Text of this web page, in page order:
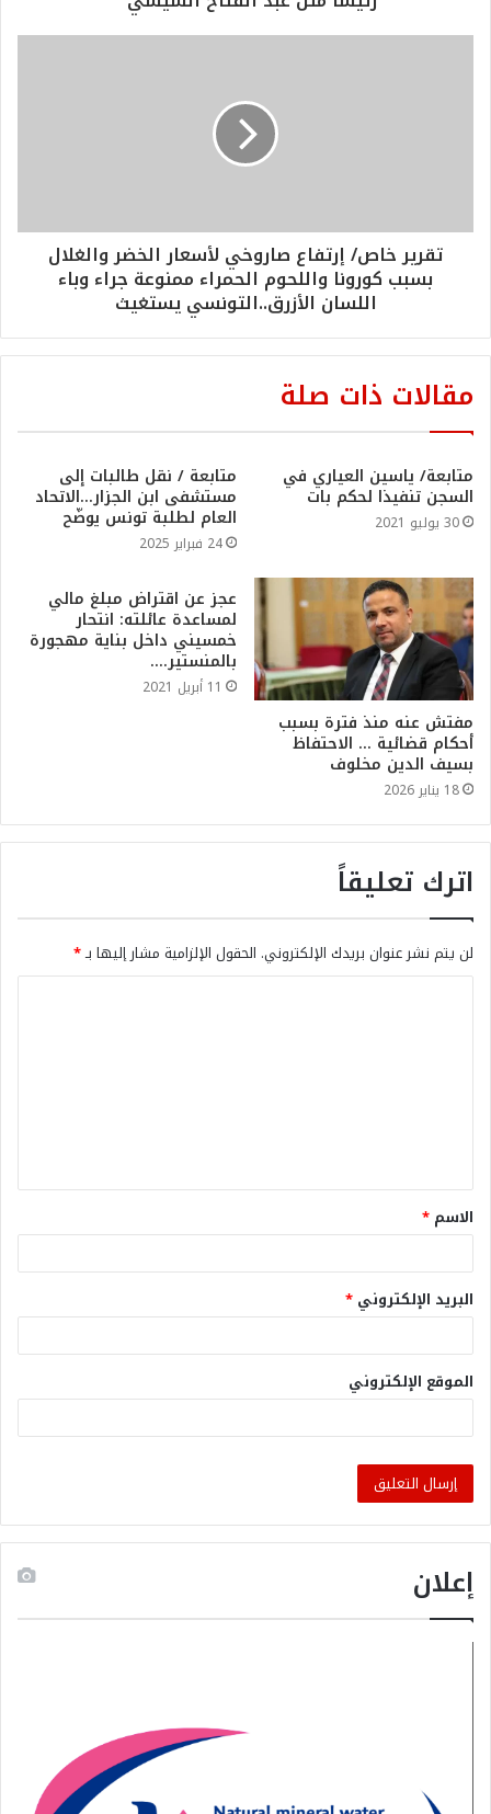
تقرير خاص/ إرتفاع صاروخي لأسعار الخضر والغلال
بسبب كورونا واللحوم الحمراء ممنوعة جراء وباء
اللسان الأزرق..التونسي يستغيث
مقالات ذات صلة
متابعة/ ياسين العياري في
السجن تنفيذا لحكم بات
30 يوليو 2021
متابعة / نقل طالبات إلى
مستشفى ابن الجزار…الاتحاد
العام لطلبة تونس يوضّح
24 فبراير 2025
مفتش عنه منذ فترة بسبب
أحكام قضائية … الاحتفاظ
بسيف الدين مخلوف
18 يناير 2026
عجز عن اقتراض مبلغ مالي
لمساعدة عائلته: انتحار
خمسيني داخل بناية مهجورة
بالمنستير….
11 أبريل 2021
اترك تعليقاً
لن يتم نشر عنوان بريدك الإلكتروني. الحقول الإلزامية مشار إليها بـ*
الاسم *
البريد الإلكتروني *
الموقع الإلكتروني
إعلان